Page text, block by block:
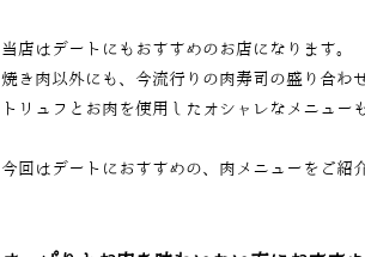
当店はデートにもおすすめのお店になります。
焼き肉以外にも、今流行りの肉寿司の盛り合わ
トリュフとお肉を使用したオシャレなメニュー
今回はデートにおすすめの、肉メニューをご紹